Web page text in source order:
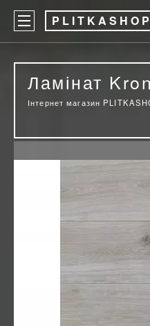
P LITKASHOP
Ламінат
Інтернет магазин